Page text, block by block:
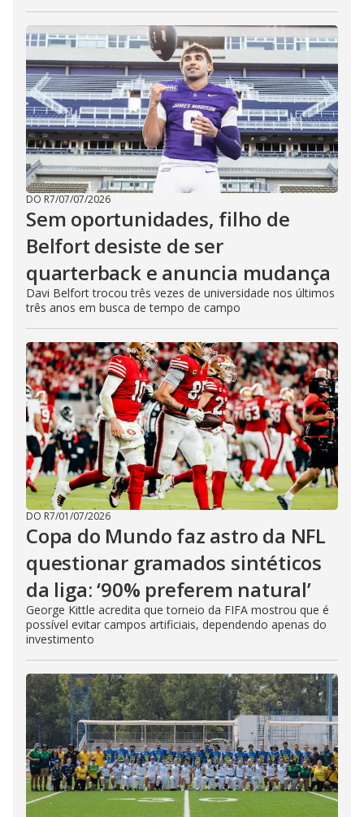
DO R7/07/07/2026
Sem oportunidades, filho de
Belfort desiste de ser
quarterback e anuncia mudança
Davi Belfort trocou três vezes de universidade nos últimos
três anos em busca de tempo de campo
DO R7/01/07/2026
Copa do Mundo faz astro da NFL
questionar gramados sintéticos
da liga: ‘90% preferem natural’
George Kittle acredita que torneio da FIFA mostrou que é
possível evitar campos artificiais, dependendo apenas do
investimento